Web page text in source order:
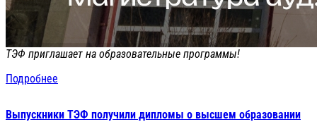
ТЭФ приглашает на образовательные программы!
Подробнее
Выпускники ТЭФ получили дипломы о высшем образовании